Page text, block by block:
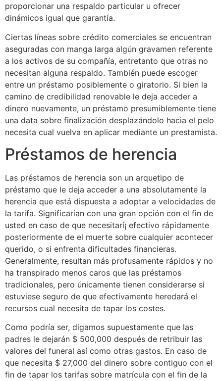
proporcionar una respaldo particular u ofrecer
dinámicos igual que garantía.
Ciertas líneas sobre crédito comerciales se encuentran
aseguradas con manga larga algún gravamen referente
a los activos de su compañía, entretanto que otras no
necesitan alguna respaldo. También puede escoger
entre un préstamo posiblemente o giratorio. Si bien la
camino de credibilidad renovable le deja acceder a
dinero nuevamente, un préstamo presumiblemente tiene
una data sobre finalización desplazándolo hacia el pelo
necesita cual vuelva en aplicar mediante un prestamista.
Préstamos de herencia
Las préstamos de herencia son un arquetipo de
préstamo que le deja acceder a una absolutamente la
herencia que está dispuesta a adoptar a velocidades de
la tarifa. Significarían con una gran opción con el fin de
usted en caso de que necesitarí¡ efectivo rápidamente
posteriormente de el muerte sobre cualquier acontecer
querido, o si enfrenta dificultades financieras.
Generalmente, resultan más profusamente rápidos y no
ha transpirado menos caros que las préstamos
tradicionales, pero únicamente tienen considerarse si
estuviese seguro de que efectivamente heredará el
recursos cual necesita de tapar los costes.
Como podrí­a ser, digamos supuestamente que las
padres le dejarán $ 500,000 después de retribuir las
valores del funeral así­ como otras gastos. En caso de
que necesita $ 27,000 del dinero sobre contiguo con el
fin de tapar los tarifas sobre matrícula con el fin de la